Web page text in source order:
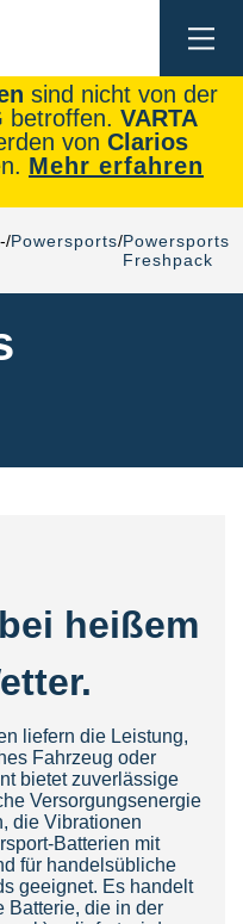
sind nicht von der
betroffen. VARTA
von Clarios
Mehr erfahren
Powersports Powersports
Freshpack
heißem
liefern die Leistung,
Fahrzeug oder
bietet zuverlässige
Versorgungsenergie
die Vibrationen
Batterien mit
für handelsübliche
geeignet. Es handelt
Batterie, die in der